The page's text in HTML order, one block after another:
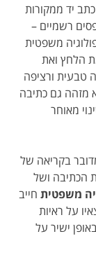
יד ממקורות
רשמיים –
משפטית
הלחץ ואת
טבעית ורציפה
מזהה גם כתיבה
מאוחר
בקריאה של
הכתיבה ושל
משפטית חייב
על ראיות
ישיר על